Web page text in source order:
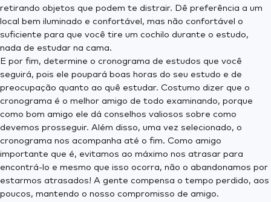
retirando objetos que podem te distrair. Dê preferência a um
local bem iluminado e confortável, mas não confortável o
suficiente para que você tire um cochilo durante o estudo,
nada de estudar na cama.
E por fim, determine o cronograma de estudos que você
seguirá, pois ele poupará boas horas do seu estudo e de
preocupação quanto ao quê estudar. Costumo dizer que o
cronograma é o melhor amigo de todo examinando, porque
como bom amigo ele dá conselhos valiosos sobre como
devemos prosseguir. Além disso, uma vez selecionado, o
cronograma nos acompanha até o fim. Como amigo
importante que é, evitamos ao máximo nos atrasar para
encontrá-lo e mesmo que isso ocorra, não o abandonamos por
estarmos atrasados! A gente compensa o tempo perdido, aos
poucos, mantendo o nosso compromisso de amigo.